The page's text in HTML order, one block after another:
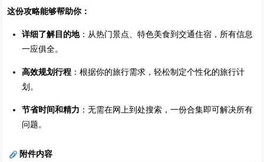
这份攻略能够帮助你：
详细了解目的地：从热门景点、特色美食到交通住宿，所有信息
一应俱全。
高效规划行程 ：根据你的旅行需求，轻松制定个性化的旅行计
划。
节省时间和精力 ：无需在网上到处搜索，一份合集即可解决所有
问题。
附件内容